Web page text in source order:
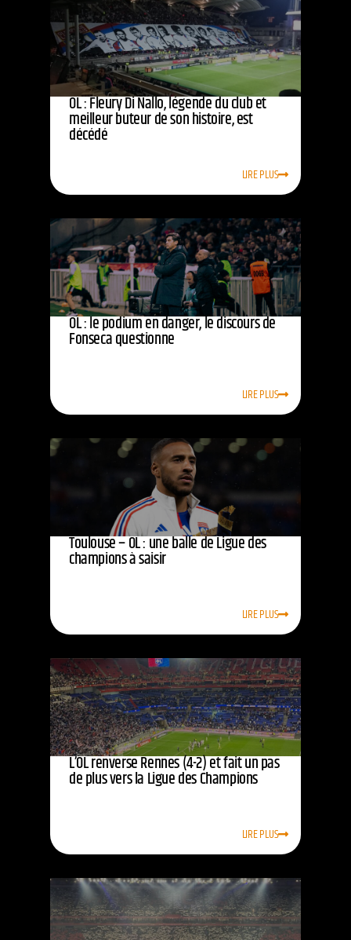
OL : Fleury Di Nallo, légende du club et
meilleur buteur de son histoire, est
décédé
LIRE PLUS
OL : le podium en danger, le discours de
Fonseca questionne
LIRE PLUS
Toulouse – OL : une balle de Ligue des
champions à saisir
LIRE PLUS
L’OL renverse Rennes (4-2) et fait un pas
de plus vers la Ligue des Champions
LIRE PLUS